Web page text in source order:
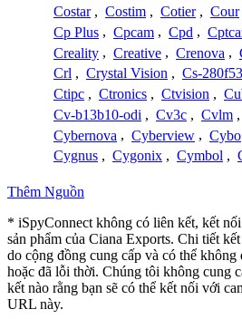
Costar , Costim , Cotier , Cour
Cp Plus , Cpcam , Cpd ,
Creality , Creative , Crenova ,
Crl , Crystal Vision , Cs-280f53
Ctipc , Ctronics , Ctvision ,
Cv-b13b10-odi , Cv3c , Cvlm ,
Cybernova , Cyberview , Cybo
Cygnus , Cygonix , Cymbol ,
Thêm Nguồn
* iSpyConnect không có liên kết, kết
sản phẩm của Ciana Exports. Chi tiết
do cộng đồng cung cấp và có thể
hoặc đã lỗi thời. Chúng tôi không cung
kết nào rằng bạn sẽ có thể kết nối với
URL này.